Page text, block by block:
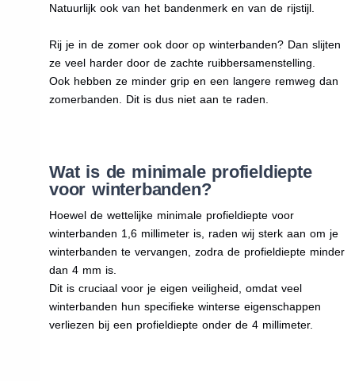
Natuurlijk ook van het bandenmerk en van de rijstijl.
Rij je in de zomer ook door op winterbanden? Dan slijten
ze veel harder door de zachte ruibbersamenstelling.
Ook hebben ze minder grip en een langere remweg dan
zomerbanden. Dit is dus niet aan te raden.
Wat is de minimale profieldiepte
voor winterbanden?
Hoewel de wettelijke minimale profieldiepte voor
winterbanden 1,6 millimeter is, raden wij sterk aan om je
winterbanden te vervangen, zodra de profieldiepte minder
dan 4 mm is.
Dit is cruciaal voor je eigen veiligheid, omdat veel
winterbanden hun specifieke winterse eigenschappen
verliezen bij een profieldiepte onder de 4 millimeter.